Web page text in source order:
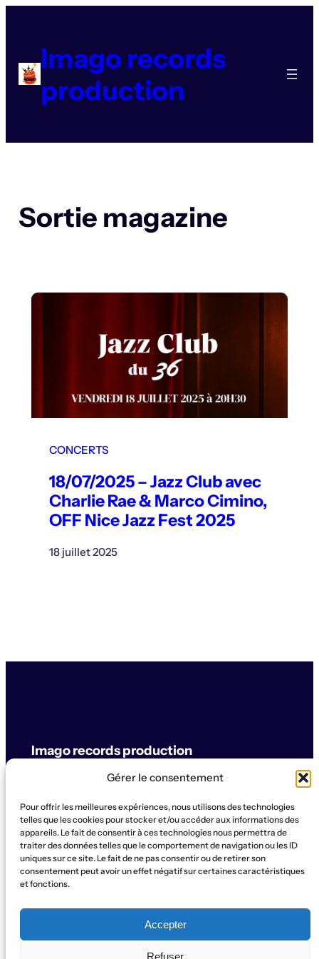
Gérer le consentement
Pour offrir les meilleures expériences, nous utilisons des technologies
telles que les cookies pour stocker et/ou accéder aux informations des
appareils. Le fait de consentir à ces technologies nous permettra de
traiter des données telles que le comportement de navigation ou les ID
uniques sur ce site. Le fait de ne pas consentir ou de retirer son
consentement peut avoir un effet négatif sur certaines caractéristiques
et fonctions.
Accepter
Refuser
contenuImago records
production
Sortie magazine
CONCERTS
18/07/2025 – Jazz Club avec
Charlie Rae & Marco Cimino,
OFF Nice Jazz Fest 2025
18 juillet 2025
Imago records production
© Imago records production
SUPPORT
ArtistesConcertsLabelProductionBoutiqueLa Ruche
ContactQui sommes-nous?
SOCIAL
Instagram
WhatsApp
Facebook
YouTube